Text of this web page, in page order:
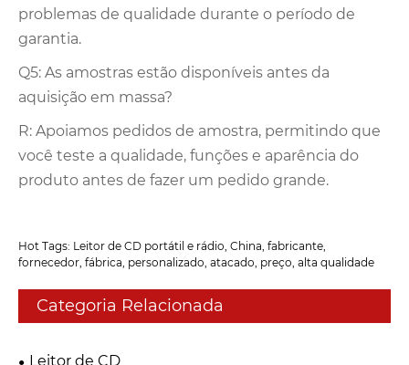
problemas de qualidade durante o período de
garantia.
Q5: As amostras estão disponíveis antes da
aquisição em massa?
R: Apoiamos pedidos de amostra, permitindo que
você teste a qualidade, funções e aparência do
produto antes de fazer um pedido grande.
Hot Tags: Leitor de CD portátil e rádio, China, fabricante,
fornecedor, fábrica, personalizado, atacado, preço, alta qualidade
Categoria Relacionada
Leitor de CD